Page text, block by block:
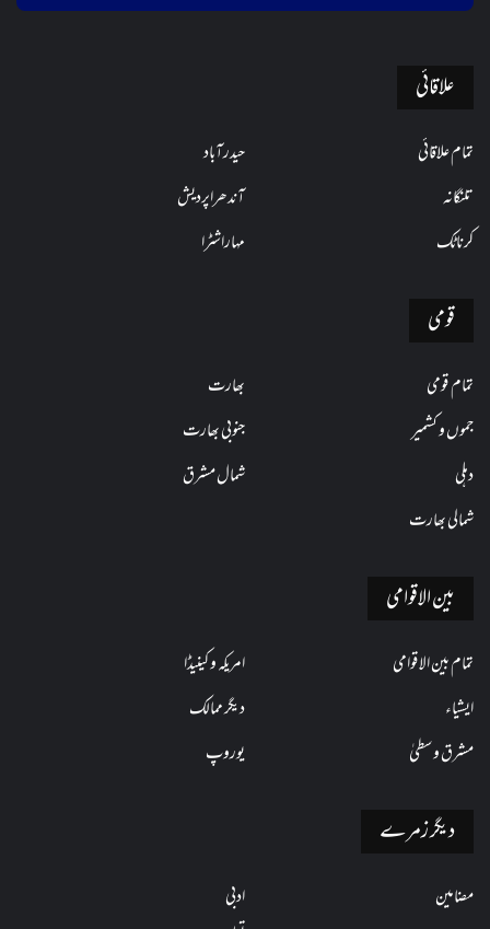
کریں
علاقائی
تمام علاقائی
حیدرآباد
تلنگانہ
آندھراپردیش
کرناٹک
مہاراشٹرا
قومی
تمام قومی
بھارت
جموں و کشمیر
جنوبی بھارت
دہلی
شمال مشرق
شمالی بھارت
بین الاقوامی
تمام بین الاقوامی
امریکہ و کینیڈا
ایشیاء
دیگر ممالک
مشرق وسطیٰ
یوروپ
دیگر زمرے
مضامین
ادبی